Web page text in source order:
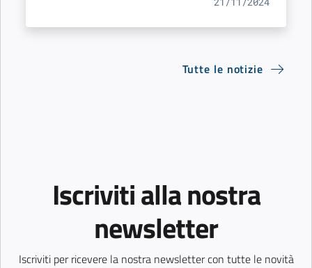
Tutte le notizie
Iscriviti alla nostra
newsletter
Iscriviti per ricevere la nostra newsletter con tutte le novità